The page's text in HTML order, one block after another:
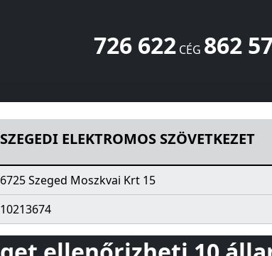
726 622CÉG 862
SZEGEDI ELEKTROMOS SZÖVETKEZET
6725 Szeged Moszkvai Krt 15
10213674